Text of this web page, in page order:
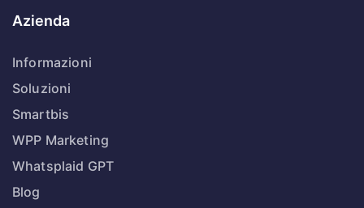
Azienda
Informazioni
Soluzioni
Smartbis
WPP Marketing
Whatsplaid GPT
Blog